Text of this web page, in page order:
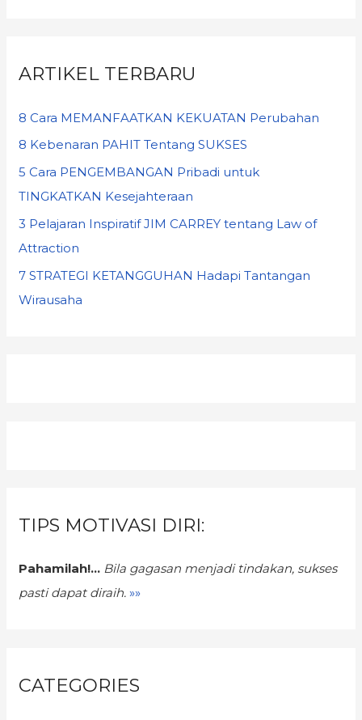
ARTIKEL TERBARU
8 Cara MEMANFAATKAN KEKUATAN Perubahan
8 Kebenaran PAHIT Tentang SUKSES
5 Cara PENGEMBANGAN Pribadi untuk
TINGKATKAN Kesejahteraan
3 Pelajaran Inspiratif JIM CARREY tentang Law of
Attraction
7 STRATEGI KETANGGUHAN Hadapi Tantangan
Wirausaha
TIPS MOTIVASI DIRI:
Pahamilah!... Bila gagasan menjadi tindakan, sukses
pasti dapat diraih. »»
CATEGORIES